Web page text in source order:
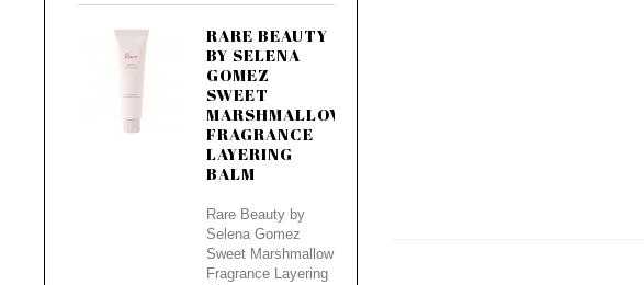
RARE BEAUTY
BY SELENA
GOMEZ
SWEET
MARSHMALLOW
FRAGRANCE
LAYERING
BALM
Rare Beauty by
Selena Gomez
Sweet Marshmallow
Fragrance Layering